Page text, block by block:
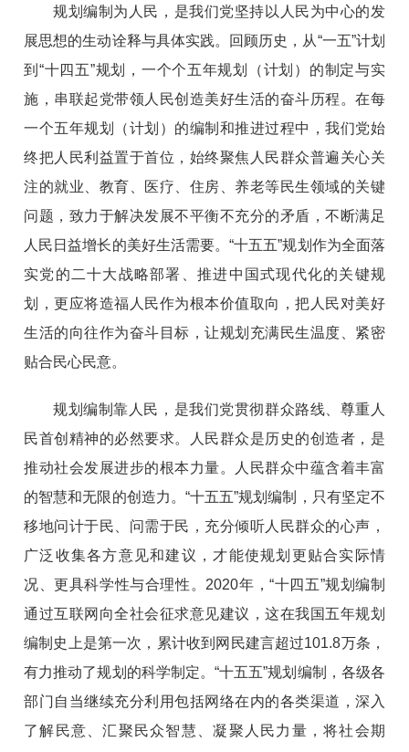
规划编制为人民，是我们党坚持以人民为中心的发
展思想的生动诠释与具体实践。回顾历史，从“一五”计划
到“十四五”规划，一个个五年规划（计划）的制定与实
施，串联起党带领人民创造美好生活的奋斗历程。在每
一个五年规划（计划）的编制和推进过程中，我们党始
终把人民利益置于首位，始终聚焦人民群众普遍关心关
注的就业、教育、医疗、住房、养老等民生领域的关键
问题，致力于解决发展不平衡不充分的矛盾，不断满足
人民日益增长的美好生活需要。“十五五”规划作为全面落
实党的二十大战略部署、推进中国式现代化的关键规
划，更应将造福人民作为根本价值取向，把人民对美好
生活的向往作为奋斗目标，让规划充满民生温度、紧密
贴合民心民意。
规划编制靠人民，是我们党贯彻群众路线、尊重人
民首创精神的必然要求。人民群众是历史的创造者，是
推动社会发展进步的根本力量。人民群众中蕴含着丰富
的智慧和无限的创造力。“十五五”规划编制，只有坚定不
移地问计于民、问需于民，充分倾听人民群众的心声，
广泛收集各方意见和建议，才能使规划更贴合实际情
况、更具科学性与合理性。2020年，“十四五”规划编制
通过互联网向全社会征求意见建议，这在我国五年规划
编制史上是第一次，累计收到网民建言超过101.8万条，
有力推动了规划的科学制定。“十五五”规划编制，各级各
部门自当继续充分利用包括网络在内的各类渠道，深入
了解民意、汇聚民众智慧、凝聚人民力量，将社会期